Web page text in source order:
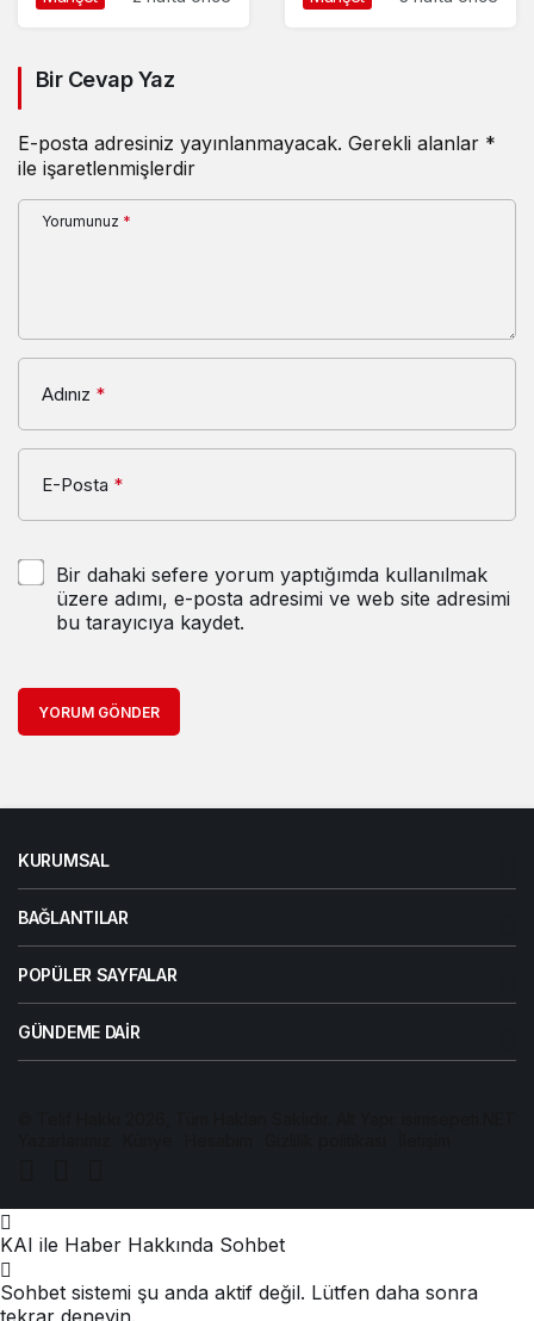
Bir Cevap Yaz
E-posta adresiniz yayınlanmayacak. Gerekli alanlar *
ile işaretlenmişlerdir
Yorumunuz *
Adınız *
E-Posta *
Bir dahaki sefere yorum yaptığımda kullanılmak
üzere adımı, e-posta adresimi ve web site adresimi
bu tarayıcıya kaydet.
YORUM GÖNDER
KURUMSAL
BAĞLANTILAR
POPÜLER SAYFALAR
GÜNDEME DAIR
KAI ile Haber Hakkında Sohbet
Sohbet sistemi şu anda aktif değil. Lütfen daha sonra